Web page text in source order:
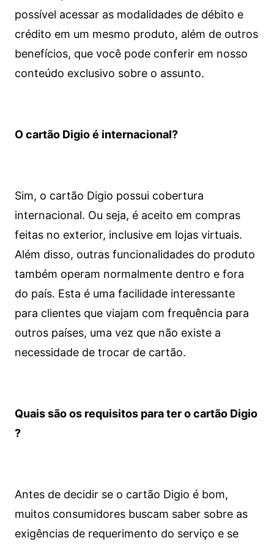
possível acessar as modalidades de débito e
crédito em um mesmo produto, além de outros
benefícios, que você pode conferir em nosso
conteúdo exclusivo sobre o assunto.
O cartão Digio é internacional?
Sim, o cartão Digio possui cobertura
internacional. Ou seja, é aceito em compras
feitas no exterior, inclusive em lojas virtuais.
Além disso, outras funcionalidades do produto
também operam normalmente dentro e fora
do país. Esta é uma facilidade interessante
para clientes que viajam com frequência para
outros países, uma vez que não existe a
necessidade de trocar de cartão.
Quais são os requisitos para ter o cartão Digio
?
Antes de decidir se o cartão Digio é bom,
muitos consumidores buscam saber sobre as
exigências de requerimento do serviço e se